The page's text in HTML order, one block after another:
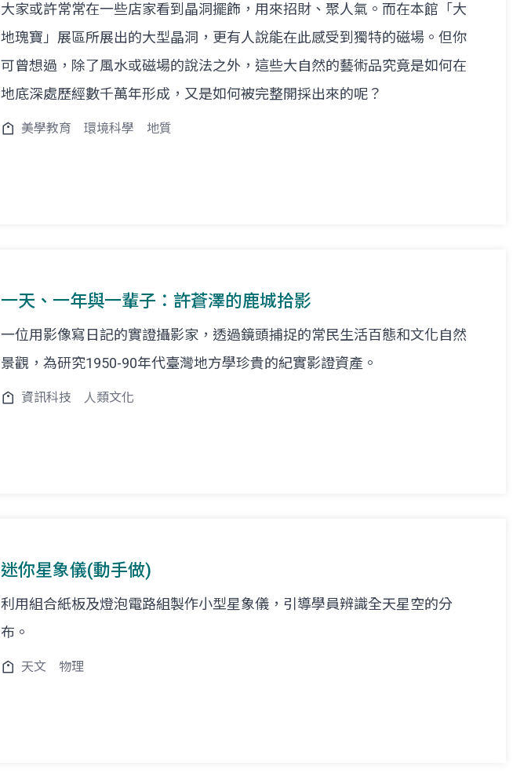
大家或許常常在一些店家看到晶洞擺飾，用來招財、聚人氣。而在本館「大
地瑰寶」展區所展出的大型晶洞，更有人說能在此感受到獨特的磁場。但你
可曾想過，除了風水或磁場的說法之外，這些大自然的藝術品究竟是如何在
地底深處歷經數千萬年形成，又是如何被完整開採出來的呢？
美學教育 環境科學 地質
一天、一年與一輩子：許蒼澤的鹿城拾影
一位用影像寫日記的實證攝影家，透過鏡頭捕捉的常民生活百態和文化自然
景觀，為研究1950-90年代臺灣地方學珍貴的紀實影證資產。
資訊科技 人類文化
迷你星象儀(動手做)
利用組合紙板及燈泡電路組製作小型星象儀，引導學員辨識全天星空的分
布。
天文 物理